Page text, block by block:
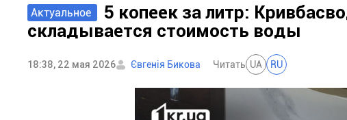
Актуальное
5 копеек за литр:
складывается стоимость воды
18:38, 22 мая 2026 Євгенія Бикова Читать UA RU